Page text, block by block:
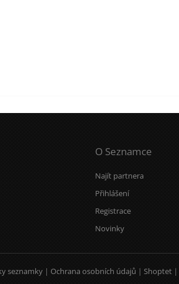
O Seznamce
Najít partnera
Přihlášení
Registrace
Novinky
seznamky | Ochrana osobních údajů | Shoptet |